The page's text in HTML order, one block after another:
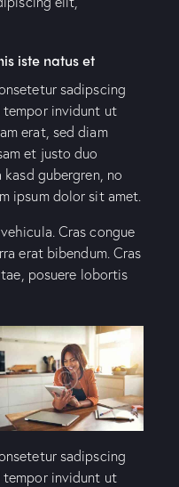
iste natus et
sadipscing
tempor invidunt ut
erat, sed diam
et justo duo
gubergren, no
ipsum dolor sit amet.
Cras congue
erat bibendum. Cras
posuere lobortis
sadipscing
tempor invidunt ut